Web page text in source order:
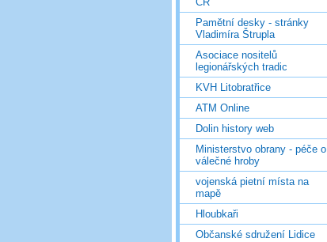
Pamětní desky - stránky
Vladimíra Štrupla
Asociace nositelů
legionářských tradic
KVH Litobratřice
ATM Online
Dolin history web
Ministerstvo obrany - péče o
válečné hroby
vojenská pietní místa na
mapě
Hloubkaři
Občanské sdružení Lidice